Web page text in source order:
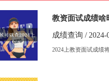
教资面试成绩啥
成绩查询 / 2024-
2024上教资面试成绩